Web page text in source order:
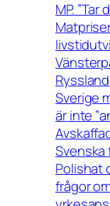
MP. ”Tar
Ryssland
Sverige
är inte
Svenska
Polishat
frågor